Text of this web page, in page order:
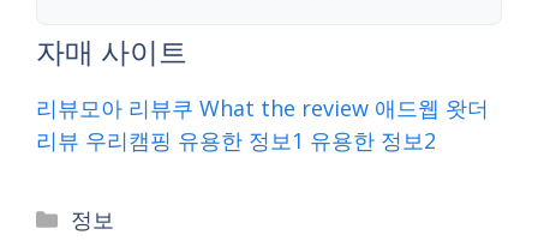
자매 사이트
리뷰모아 리뷰쿠 What the review 애드웹 왓더
리뷰 우리캠핑 유용한 정보1 유용한 정보2
Categories
정보